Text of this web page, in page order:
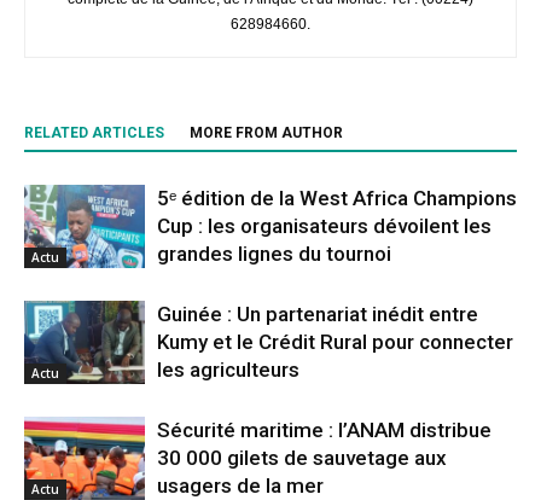
628984660.
RELATED ARTICLES MORE FROM AUTHOR
Actu
5ᵉ édition de la West Africa Champions
Cup : les organisateurs dévoilent les
grandes lignes du tournoi
Actu
Guinée : Un partenariat inédit entre
Kumy et le Crédit Rural pour connecter
les agriculteurs
Actu
Sécurité maritime : l’ANAM distribue
30 000 gilets de sauvetage aux
usagers de la mer